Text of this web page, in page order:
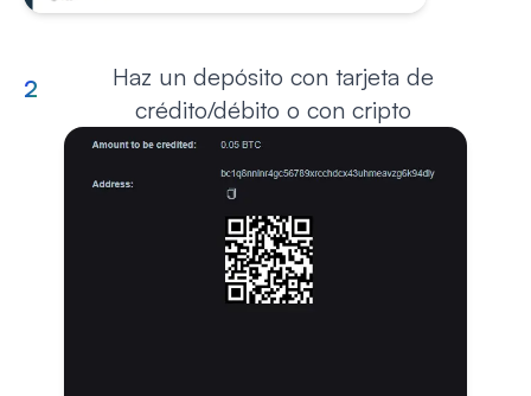
2
Haz un depósito con tarjeta de
crédito/débito o con cripto